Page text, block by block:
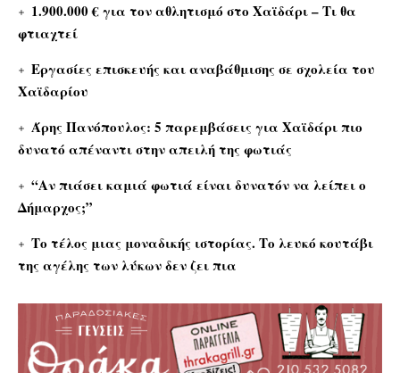
1.900.000 € για τον αθλητισμό στο Χαϊδάρι – Τι θα
φτιαχτεί
Εργασίες επισκευής και αναβάθμισης σε σχολεία του
Χαϊδαρίου
Άρης Πανόπουλος: 5 παρεμβάσεις για Χαϊδάρι πιο
δυνατό απέναντι στην απειλή της φωτιάς
“Αν πιάσει καμιά φωτιά είναι δυνατόν να λείπει ο
Δήμαρχος;”
Το τέλος μιας μοναδικής ιστορίας. Το λευκό κουτάβι
της αγέλης των λύκων δεν ζει πια